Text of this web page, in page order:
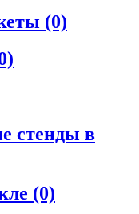
(0)
стенды в
(0)